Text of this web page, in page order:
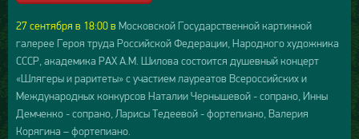
27 сентября в 18:00 в Московской Государственной картинной
галерее Героя труда Российской Федерации, Народного художника
СССР, академика РАХ А.М. Шилова состоится душевный концерт
«Шлягеры и раритеты» с участием лауреатов Всероссийских и
Международных конкурсов Наталии Чернышевой - сопрано, Инны
Демченко - сопрано, Ларисы Тедеевой - фортепиано, Валерия
Корягина – фортепиано.